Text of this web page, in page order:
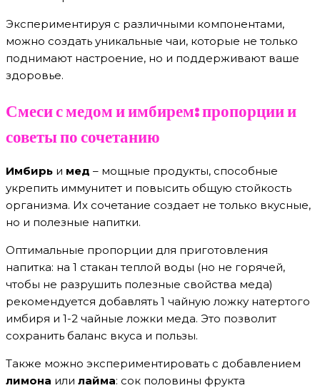
Экспериментируя с различными компонентами,
можно создать уникальные чаи, которые не только
поднимают настроение, но и поддерживают ваше
здоровье.
Смеси с медом и имбирем: пропорции и
советы по сочетанию
Имбирь и мед – мощные продукты, способные
укрепить иммунитет и повысить общую стойкость
организма. Их сочетание создает не только вкусные,
но и полезные напитки.
Оптимальные пропорции для приготовления
напитка: на 1 стакан теплой воды (но не горячей,
чтобы не разрушить полезные свойства меда)
рекомендуется добавлять 1 чайную ложку натертого
имбиря и 1-2 чайные ложки меда. Это позволит
сохранить баланс вкуса и пользы.
Также можно экспериментировать с добавлением
лимона или лайма: сок половины фрукта